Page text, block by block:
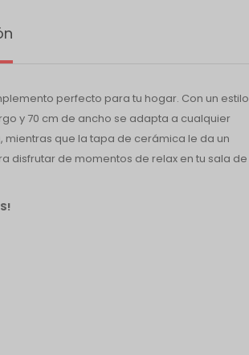
perfecto para tu hogar. Con un estilo
y 70 cm de ancho se adapta a cualquier
que la tapa de cerámica le da un
disfrutar de momentos de relax en tu sala de